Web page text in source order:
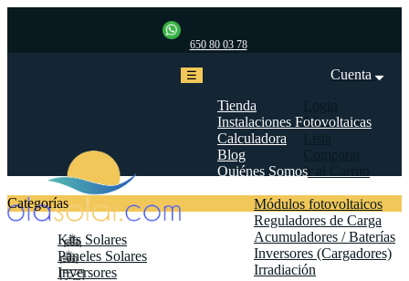
650 80 03 78
Cuenta
Mi cuenta
Ir al Carrito
Navegación
palanca
☰
Tienda
Instalaciones Fotovoltaicas
Calculadora
Blog
Quiénes Somos
Módulos fotovoltaicos
Reguladores de Carga
Acumuladores / Baterías
Inversores (Cargadores)
Irradiación
Categorías
Kits Solares
Paneles Solares
Inversores